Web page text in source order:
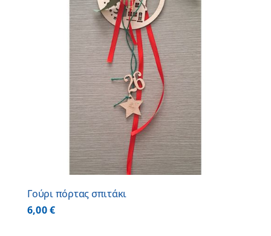
Γούρι πόρτας σπιτάκι
6,00€